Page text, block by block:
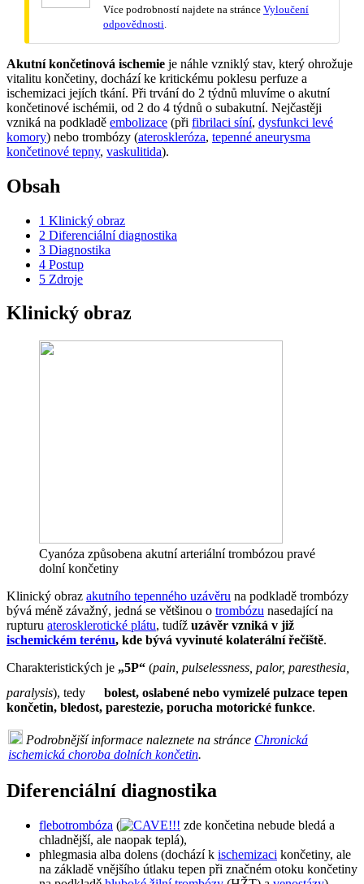
Více podrobností najdete na stránce Vyloučení
odpovědnosti
Akutní končetinová ischemie je náhle vzniklý stav, který ohrožuje
vitalitu končetiny, dochází ke kritickému poklesu perfuze a
ischemizaci jejích tkání. Při trvání do 2 týdnů mluvíme o akutní
končetinové ischémii, od 2 do 4 týdnů o subakutní. Nejčastěji
vzniká na podkladě embolizace (při fibrilaci síní, dysfunkci levé
komory) nebo trombózy (ateroskleróza, tepenné aneurysma
končetinové tepny, vaskulitida).
Obsah
1 Klinický obraz
2 Diferenciální diagnostika
3 Diagnostika
4 Postup
5 Zdroje
Klinický obraz
Cyanóza způsobena akutní arteriální trombózou pravé
dolní končetiny
Klinický obraz akutního tepenného uzávěru na podkladě trombózy
bývá méně závažný, jedná se většinou o trombózu nasedající na
rupturu aterosklerotické plátu, tudíž uzávěr vzniká v již
ischemickém terénu, kde bývá vyvinuté kolaterální řečiště.
Charakteristických je „5P“ (pain, pulselessness, palor, paresthesia,
paralysis), tedy
bolest, oslabené nebo vymizelé pulzace tepen
končetin, bledost, parestezie, porucha motorické funkce.
Podrobnější informace naleznete na stránce Chronická
ischemická choroba dolních končetin.
Diferenciální diagnostika
flebotrombóza (
zde končetina nebude bledá a
chladnější, ale naopak teplá),
phlegmasia alba dolens (dochází k ischemizaci končetiny, ale
na základě vnějšího útlaku tepen při značném otoku končetiny